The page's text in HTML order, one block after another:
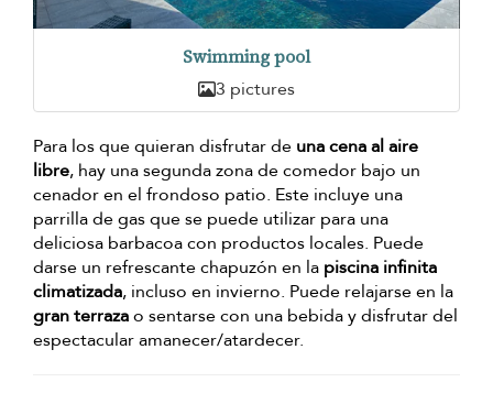
Swimming pool
3 pictures
Para los que quieran disfrutar de una cena al aire
libre, hay una segunda zona de comedor bajo un
cenador en el frondoso patio. Este incluye una
parrilla de gas que se puede utilizar para una
deliciosa barbacoa con productos locales. Puede
darse un refrescante chapuzón en la piscina infinita
climatizada, incluso en invierno. Puede relajarse en la
gran terrazao sentarse con una bebida y disfrutar del
espectacular amanecer/atardecer.